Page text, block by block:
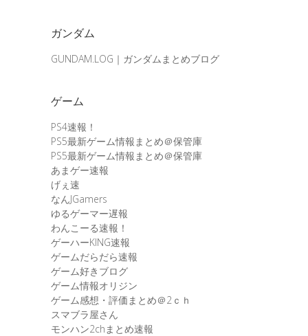
ガンダム
GUNDAM.LOG｜ガンダムまとめブログ
ゲーム
PS4速報！
PS5最新ゲーム情報まとめ＠保管庫
PS5最新ゲーム情報まとめ＠保管庫
あまゲー速報
げぇ速
なんJGamers
ゆるゲーマー遅報
わんこーる速報！
ゲーハーKING速報
ゲームだらだら速報
ゲーム好きブログ
ゲーム情報オリジン
ゲーム感想・評価まとめ＠2ｃｈ
スマブラ屋さん
モンハン2chまとめ速報